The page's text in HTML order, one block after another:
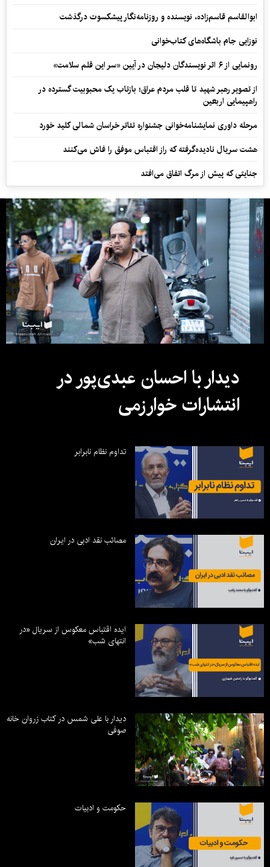
ابوالقاسم قاسم‌زاده، نویسنده و روزنامه‌نگار پیشکسوت درگذشت
نوزایی جام باشگاه‌های کتاب‌خوانی
رونمایی از ۶ اثر نویسندگان دلیجان در آیین «سر این قلم سلامت»
از تصویر رهبر شهید تا قلب مردم عراق؛ بازتاب یک محبوبیت گسترده در
راهپیمایی اربعین
مرحله داوری نمایشنامه‌خوانی جشنواره تئاتر خراسان شمالی کلید خورد
هشت سریال نادیده‌گرفته که راز اقتباس موفق را فاش می‌کنند
جنایتی که پیش از مرگ اتفاق می‌افتد
دیدار با احسان عبدی‌پور در
انتشارات خوارزمی
تداوم نظام نابرابر
مصائب نقد ادبی در ایران
ایده اقتباس معکوس از سریال «در
انتهای شب»
دیدار با علی شمس در کتاب زروان خانه
صوفی
حکومت و ادبیات